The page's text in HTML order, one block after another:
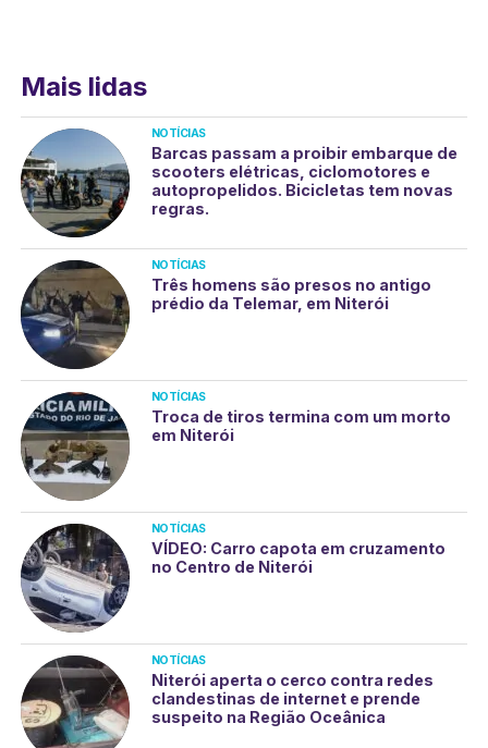
Mais lidas
NOTÍCIAS
Barcas passam a proibir embarque de
scooters elétricas, ciclomotores e
autopropelidos. Bicicletas tem novas
regras.
NOTÍCIAS
Três homens são presos no antigo
prédio da Telemar, em Niterói
NOTÍCIAS
Troca de tiros termina com um morto
em Niterói
NOTÍCIAS
VÍDEO: Carro capota em cruzamento
no Centro de Niterói
NOTÍCIAS
Niterói aperta o cerco contra redes
clandestinas de internet e prende
suspeito na Região Oceânica